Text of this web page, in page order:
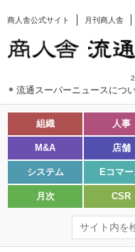
商人舎公式サイト 月刊商人舎
流通スーパーニュースにつ
組織 人事
M&A 店舗
システム Eコマー
月次 CSR